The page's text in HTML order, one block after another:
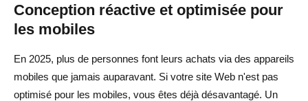
Conception réactive et optimisée pour
les mobiles
En 2025, plus de personnes font leurs achats via des appareils
mobiles que jamais auparavant. Si votre site Web n'est pas
optimisé pour les mobiles, vous êtes déjà désavantagé. Un